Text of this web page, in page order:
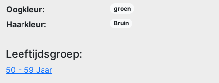
Oogkleur: groen
Haarkleur: Bruin
Leeftijdsgroep:
50 - 59 Jaar